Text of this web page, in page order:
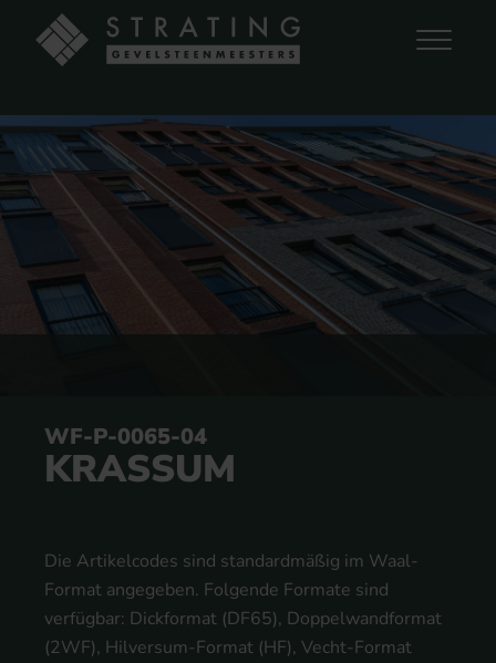
WF-P-0065-04
KRASSUM
Die Artikelcodes sind standardmäßig im Waal-
Format angegeben. Folgende Formate sind
verfügbar: Dickformat (DF65), Doppelwandformat
(2WF), Hilversum-Format (HF), Vecht-Format